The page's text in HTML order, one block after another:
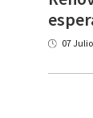
07